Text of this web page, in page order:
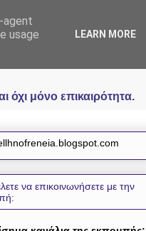
όχι μόνο επικαιρότητα.
να επικοινωνήσετε με την
agent
usage
LEARN MORE